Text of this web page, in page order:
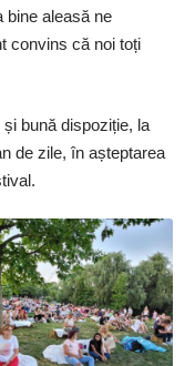
bine aleasă ne
convins că noi toți
bună dispoziție, la
de zile, în așteptarea